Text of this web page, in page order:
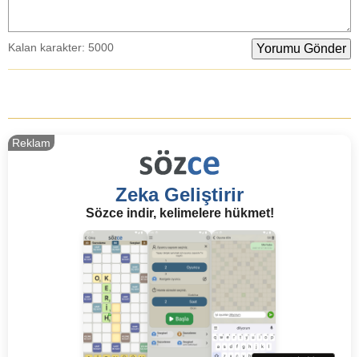
Kalan karakter: 5000
Zeka Geliştirir
Sözce indir, kelimelere hükmet!
Reklam